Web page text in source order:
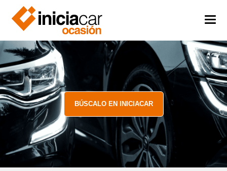
BÚSCALO EN INICIACAR